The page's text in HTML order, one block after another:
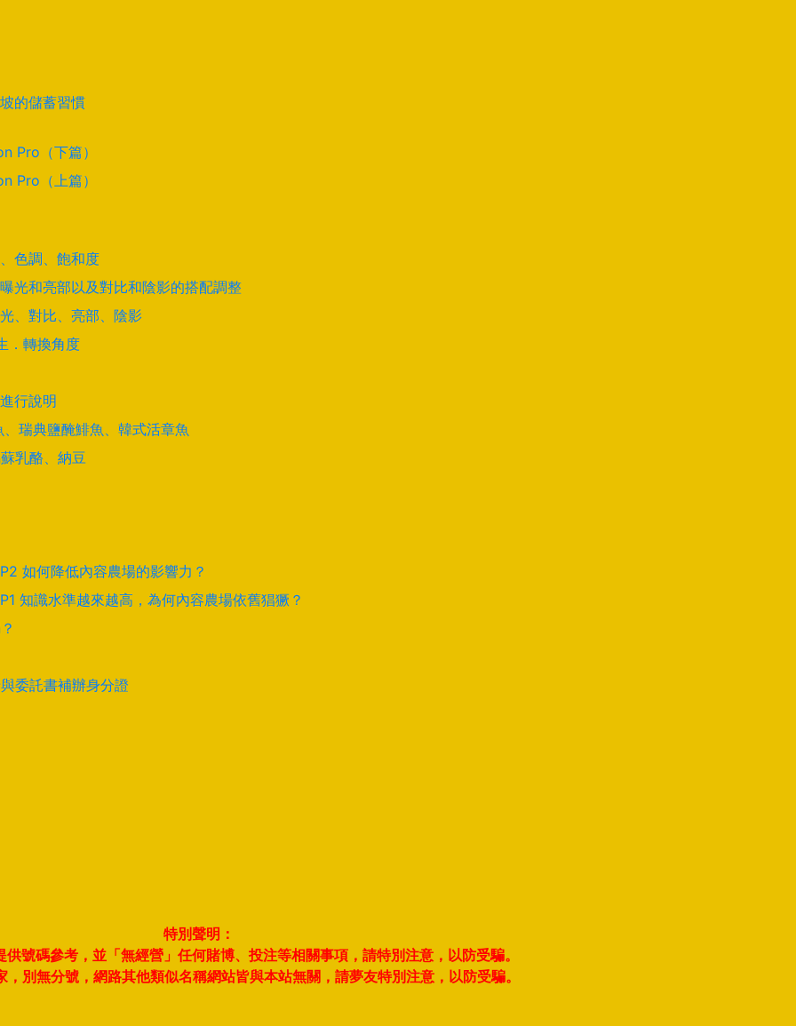
的儲蓄習慣
Pro（下篇）
Pro（上篇）
色調、飽和度
光和亮部以及對比和陰影的搭配調整
、對比、亮部、陰影
．轉換角度
行說明
瑞典鹽醃鯡魚、韓式活章魚
乳酪、納豆
如何降低內容農場的影響力？
知識水準越來越高，為何內容農場依舊猖獗？
委託書補辦身分證
特別聲明：
供號碼參考，並「無經營」任何賭博、投注等相關事項，請特別注意，以防受騙。
，別無分號，網路其他類似名稱網站皆與本站無關，請夢友特別注意，以防受騙。